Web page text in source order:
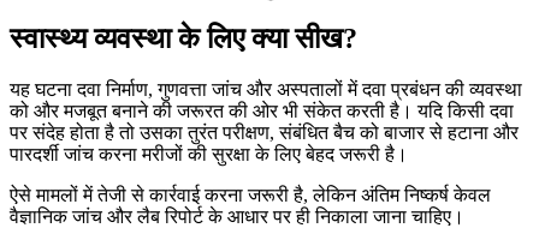
स्वास्थ्य व्यवस्था के लिए क्या सीख?
यह घटना दवा निर्माण, गुणवत्ता जांच और अस्पतालों में दवा प्रबंधन की व्यवस्था
को और मजबूत बनाने की जरूरत की ओर भी संकेत करती है। यदि किसी दवा
पर संदेह होता है तो उसका तुरंत परीक्षण, संबंधित बैच को बाजार से हटाना और
पारदर्शी जांच करना मरीजों की सुरक्षा के लिए बेहद जरूरी है।
ऐसे मामलों में तेजी से कार्रवाई करना जरूरी है, लेकिन अंतिम निष्कर्ष केवल
वैज्ञानिक जांच और लैब रिपोर्ट के आधार पर ही निकाला जाना चाहिए।